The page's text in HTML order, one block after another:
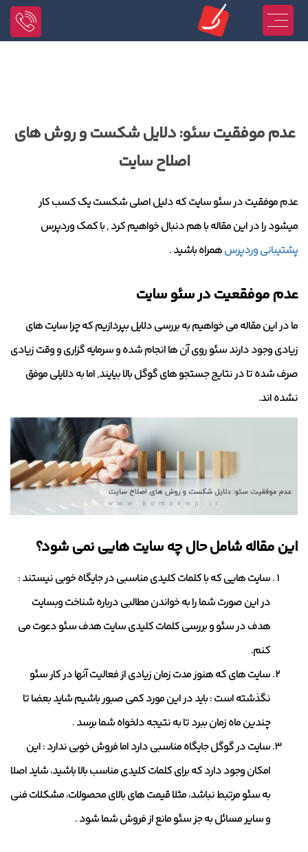
عدم موفقیت سئو: دلایل شکست و روش های
اصلاح سایت
عدم موفقیت در سئو سایت که دلیل اصلی شکست یک کسب کار
میشود را در این مقاله با هم دنبال خواهیم کرد , با کمک وردپرس
پشتیبانی وردپرسهمراه باشید .
عدم موفقعیت در سئو سایت
ما در این مقاله می خواهیم به بررسی دلایل بپردازیم که چرا سایت های
زیادی وجود دارند سئو روی آن ها انجام شده و سرمایه گزاری و وقت زیادی
صرف شده تا در نتایج جستجو های گوگل بالا بیایند, اما به دلایلی موفق
نشده اند.
این مقاله شامل حال چه سایت هایی نمی شود؟
سایت هایی که با کلمات کلیدی مناسبی در جایگاه خوبی نیستند :
در این صورت شما را به خواندن مطالبی درباره شناخت وبسایت
هدف در سئو و بررسی کلمات کلیدی سایت هدف سئو دعوت می
کنم.
سایت های که هنوز مدت زمان زیادی از فعالیت آنها در کار سئو
نگذشته است :باید در این مورد کمی صبور باشیم شاید بعضا تا
چندین ماه زمان ببرد تا به نتیجه دلخواه شما برسد .
سایت در گوگل جایگاه مناسبی دارد اما فروش خوبی ندارد :این
امکان وجود دارد که برای کلمات کلیدی مناسب بالا باشید، شاید اصلا
به سئو مرتبط نباشد، مثلا قیمت های بالای محصولات، مشکلات فنی
و سایر مسائل به جز سئو مانع از فروش شما شود .